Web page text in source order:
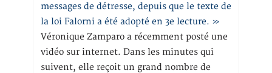
messages de détresse, depuis que le texte de
la loi Falorni a été adopté en 3e lecture. »
Véronique Zamparo a récemment posté une
vidéo sur internet. Dans les minutes qui
suivent, elle reçoit un grand nombre de